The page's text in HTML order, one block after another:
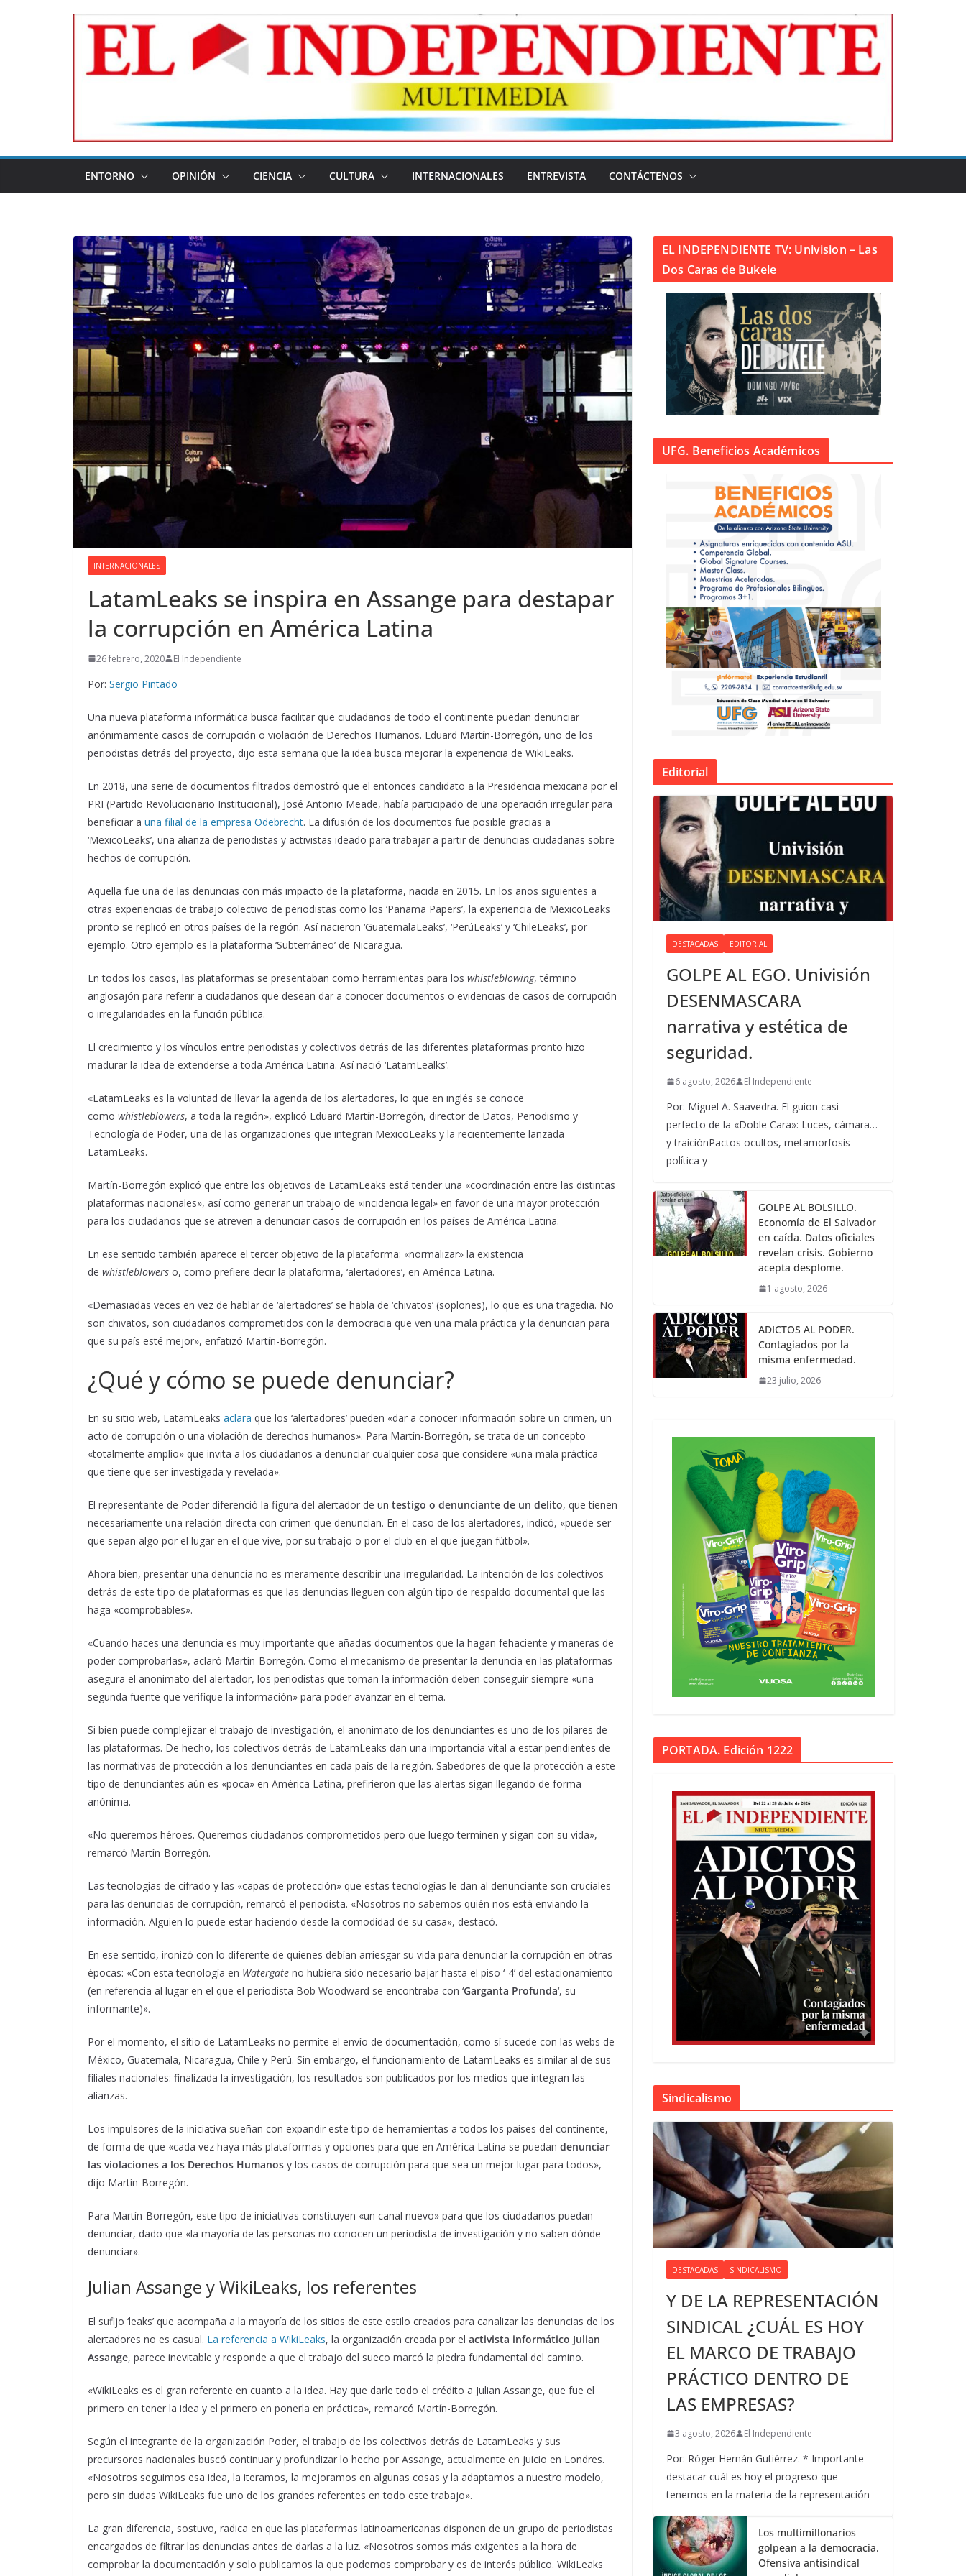
ENTORNO OPINIÓN CIENCIA CULTURA INTERNACIONALES ENTREVISTA CONTÁCTENOS
INTERNACIONALES
LatamLeaks se inspira en Assange para destapar
la corrupción en América Latina
26 febrero, 2020 El Independiente
Por: Sergio Pintado
Una nueva plataforma informática busca facilitar que ciudadanos de todo el continente puedan denunciar
anónimamente casos de corrupción o violación de Derechos Humanos. Eduard Martín-Borregón, uno de los
periodistas detrás del proyecto, dijo esta semana que la idea busca mejorar la experiencia de WikiLeaks.
En 2018, una serie de documentos filtrados demostró que el entonces candidato a la Presidencia mexicana por el
PRI (Partido Revolucionario Institucional), José Antonio Meade, había participado de una operación irregular para
beneficiar a una filial de la empresa Odebrecht. La difusión de los documentos fue posible gracias a
‘MexicoLeaks’, una alianza de periodistas y activistas ideado para trabajar a partir de denuncias ciudadanas sobre
hechos de corrupción.
Aquella fue una de las denuncias con más impacto de la plataforma, nacida en 2015. En los años siguientes a
otras experiencias de trabajo colectivo de periodistas como los ‘Panama Papers’, la experiencia de MexicoLeaks
pronto se replicó en otros países de la región. Así nacieron ‘GuatemalaLeaks’, ‘PerúLeaks’ y ‘ChileLeaks’, por
ejemplo. Otro ejemplo es la plataforma ‘Subterráneo’ de Nicaragua.
En todos los casos, las plataformas se presentaban como herramientas para los whistleblowing, término
anglosajón para referir a ciudadanos que desean dar a conocer documentos o evidencias de casos de corrupción
o irregularidades en la función pública.
El crecimiento y los vínculos entre periodistas y colectivos detrás de las diferentes plataformas pronto hizo
madurar la idea de extenderse a toda América Latina. Así nació ‘LatamLealks’.
«LatamLeaks es la voluntad de llevar la agenda de los alertadores, lo que en inglés se conoce
como whistleblowers, a toda la región», explicó Eduard Martín-Borregón, director de Datos, Periodismo y
Tecnología de Poder, una de las organizaciones que integran MexicoLeaks y la recientemente lanzada
LatamLeaks.
Martín-Borregón explicó que entre los objetivos de LatamLeaks está tender una «coordinación entre las distintas
plataformas nacionales», así como generar un trabajo de «incidencia legal» en favor de una mayor protección
para los ciudadanos que se atreven a denunciar casos de corrupción en los países de América Latina.
En ese sentido también aparece el tercer objetivo de la plataforma: «normalizar» la existencia
de whistleblowers o, como prefiere decir la plataforma, ‘alertadores’, en América Latina.
«Demasiadas veces en vez de hablar de ‘alertadores’ se habla de ‘chivatos’ (soplones), lo que es una tragedia. No
son chivatos, son ciudadanos comprometidos con la democracia que ven una mala práctica y la denuncian para
que su país esté mejor», enfatizó Martín-Borregón.
¿Qué y cómo se puede denunciar?
En su sitio web, LatamLeaks aclara que los ‘alertadores’ pueden «dar a conocer información sobre un crimen, un
acto de corrupción o una violación de derechos humanos». Para Martín-Borregón, se trata de un concepto
«totalmente amplio» que invita a los ciudadanos a denunciar cualquier cosa que considere «una mala práctica
que tiene que ser investigada y revelada».
El representante de Poder diferenció la figura del alertador de un testigo o denunciante de un delito, que tienen
necesariamente una relación directa con crimen que denuncian. En el caso de los alertadores, indicó, «puede ser
que sepan algo por el lugar en el que vive, por su trabajo o por el club en el que juegan fútbol».
Ahora bien, presentar una denuncia no es meramente describir una irregularidad. La intención de los colectivos
detrás de este tipo de plataformas es que las denuncias lleguen con algún tipo de respaldo documental que las
haga «comprobables».
«Cuando haces una denuncia es muy importante que añadas documentos que la hagan fehaciente y maneras de
poder comprobarlas», aclaró Martín-Borregón. Como el mecanismo de presentar la denuncia en las plataformas
asegura el anonimato del alertador, los periodistas que toman la información deben conseguir siempre «una
segunda fuente que verifique la información» para poder avanzar en el tema.
Si bien puede complejizar el trabajo de investigación, el anonimato de los denunciantes es uno de los pilares de
las plataformas. De hecho, los colectivos detrás de LatamLeaks dan una importancia vital a estar pendientes de
las normativas de protección a los denunciantes en cada país de la región. Sabedores de que la protección a este
tipo de denunciantes aún es «poca» en América Latina, prefirieron que las alertas sigan llegando de forma
anónima.
«No queremos héroes. Queremos ciudadanos comprometidos pero que luego terminen y sigan con su vida»,
remarcó Martín-Borregón.
Las tecnologías de cifrado y las «capas de protección» que estas tecnologías le dan al denunciante son cruciales
para las denuncias de corrupción, remarcó el periodista. «Nosotros no sabemos quién nos está enviando la
información. Alguien lo puede estar haciendo desde la comodidad de su casa», destacó.
En ese sentido, ironizó con lo diferente de quienes debían arriesgar su vida para denunciar la corrupción en otras
épocas: «Con esta tecnología en Watergate no hubiera sido necesario bajar hasta el piso ‘-4’ del estacionamiento
(en referencia al lugar en el que el periodista Bob Woodward se encontraba con ‘Garganta Profunda‘, su
informante)».
Por el momento, el sitio de LatamLeaks no permite el envío de documentación, como sí sucede con las webs de
México, Guatemala, Nicaragua, Chile y Perú. Sin embargo, el funcionamiento de LatamLeaks es similar al de sus
filiales nacionales: finalizada la investigación, los resultados son publicados por los medios que integran las
alianzas.
Los impulsores de la iniciativa sueñan con expandir este tipo de herramientas a todos los países del continente,
de forma de que «cada vez haya más plataformas y opciones para que en América Latina se puedan denunciar
las violaciones a los Derechos Humanos y los casos de corrupción para que sea un mejor lugar para todos»,
dijo Martín-Borregón.
Para Martín-Borregón, este tipo de iniciativas constituyen «un canal nuevo» para que los ciudadanos puedan
denunciar, dado que «la mayoría de las personas no conocen un periodista de investigación y no saben dónde
denunciar».
Julian Assange y WikiLeaks, los referentes
El sufijo ‘leaks’ que acompaña a la mayoría de los sitios de este estilo creados para canalizar las denuncias de los
alertadores no es casual. La referencia a WikiLeaks, la organización creada por el activista informático Julian
Assange, parece inevitable y responde a que el trabajo del sueco marcó la piedra fundamental del camino.
«WikiLeaks es el gran referente en cuanto a la idea. Hay que darle todo el crédito a Julian Assange, que fue el
primero en tener la idea y el primero en ponerla en práctica», remarcó Martín-Borregón.
Según el integrante de la organización Poder, el trabajo de los colectivos detrás de LatamLeaks y sus
precursores nacionales buscó continuar y profundizar lo hecho por Assange, actualmente en juicio en Londres.
«Nosotros seguimos esa idea, la iteramos, la mejoramos en algunas cosas y la adaptamos a nuestro modelo,
pero sin dudas WikiLeaks fue uno de los grandes referentes en todo este trabajo».
La gran diferencia, sostuvo, radica en que las plataformas latinoamericanas disponen de un grupo de periodistas
encargados de filtrar las denuncias antes de darlas a la luz. «Nosotros somos más exigentes a la hora de
comprobar la documentación y solo publicamos la que podemos comprobar y es de interés público. WikiLeaks
EL INDEPENDIENTE TV: Univision – Las
Dos Caras de Bukele
UFG. Beneficios Académicos
Editorial
DESTACADAS EDITORIAL
GOLPE AL EGO. Univisión
DESENMASCARA
narrativa y estética de
seguridad.
6 agosto, 2026 El Independiente
Por: Miguel A. Saavedra. El guion casi
perfecto de la «Doble Cara»: Luces, cámara…
y traiciónPactos ocultos, metamorfosis
política y
GOLPE AL BOLSILLO.
Economía de El Salvador
en caída. Datos oficiales
revelan crisis. Gobierno
acepta desplome.
1 agosto, 2026
ADICTOS AL PODER.
Contagiados por la
misma enfermedad.
23 julio, 2026
PORTADA. Edición 1222
Sindicalismo
DESTACADAS SINDICALISMO
Y DE LA REPRESENTACIÓN
SINDICAL ¿CUÁL ES HOY
EL MARCO DE TRABAJO
PRÁCTICO DENTRO DE
LAS EMPRESAS?
3 agosto, 2026 El Independiente
Por: Róger Hernán Gutiérrez. * Importante
destacar cuál es hoy el progreso que
tenemos en la materia de la representación
Los multimillonarios
golpean a la democracia.
Ofensiva antisindical